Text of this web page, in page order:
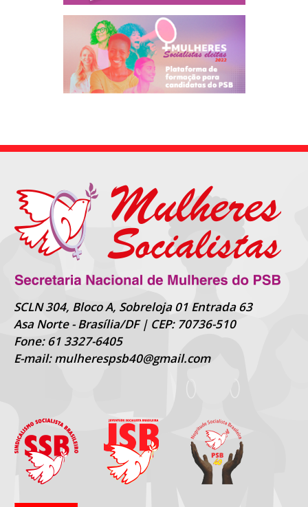
SCLN 304, Bloco A, Sobreloja 01 Entrada 63
Asa Norte - Brasília/DF | CEP: 70736-510
Fone: 61 3327-6405
E-mail: mulherespsb40@gmail.com